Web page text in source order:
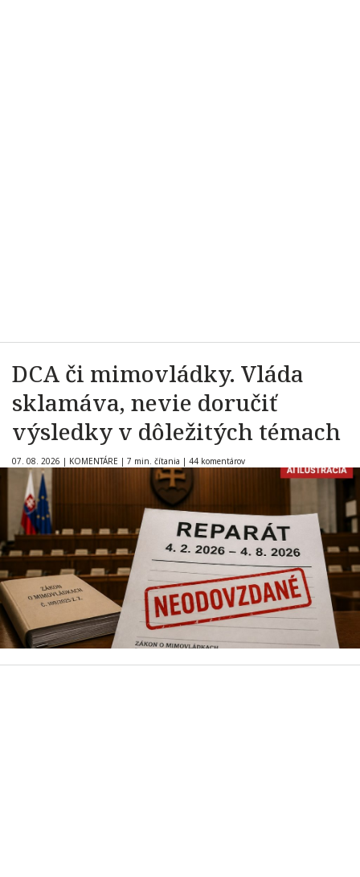
DCA či mimovládky. Vláda
sklamáva, nevie doručiť
výsledky v dôležitých témach
07. 08. 2026 | KOMENTÁRE | 7 min. čítania | 44 komentárov